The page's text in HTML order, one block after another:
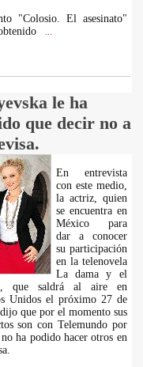
"Colosio. El asesinato"
le ha
que decir no a
En entrevista
con este medio,
la actriz, quien
se encuentra en
México para
dar a conocer
su participación
en la telenovela
La dama y el
que saldrá al aire en
Unidos el próximo 27 de
que por el momento sus
son con Telemundo por
ha podido hacer otros en